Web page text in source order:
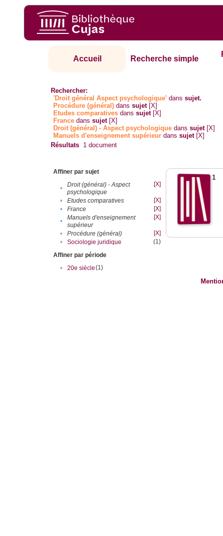
Accueil Recherche simple
Rechercher:
'Droit général Aspect psychologique' danssujet.
Procédure (général) danssujet [X]
Etudes comparatives danssujet [X]
France danssujet [X]
Droit (général) - Aspect psychologique danssujet [X]
Manuels d'enseignement supérieur danssujet [X]
Résultats 1 document
Affiner par sujet
•
Droit (général) - Aspect
psychologique
[X]
• Etudes comparatives
[X]
•
France
[X]
•
Manuels d'enseignement
supérieur
[X]
• Procédure (général)
[X]
•
Sociologie juridique
(1)
Affiner par période
•
20e siècle(1)
1